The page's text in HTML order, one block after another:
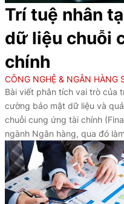
Trí tuệ nhân
dữ liệu chuỗi
chính
CÔNG NGHỆ & NGÂN HÀNG
Bài viết phân tích vai trò của
cường bảo mật dữ liệu và
chuỗi cung ứng tài chính
ngành Ngân hàng, qua đó
hàm ý nhằm nâng cao hiệu
chuyển đổi số.